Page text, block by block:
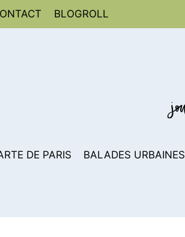
BLOGROLL
DE PARIS BALADES URBAINES